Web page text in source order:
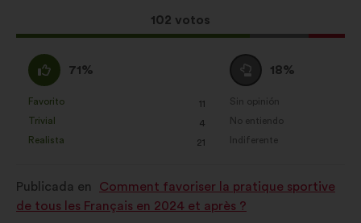
Esta
propuesta
102 votos
A
favor
:
71%
calificado
como:
Favorito
: 11
veces
Trivial 4
veces
Realista
: 21
veces
Neutro
:
18%
calificado
como:
Sin opinión
:veces
No entiendo
:veces
Indiferente
:veces
Publicada en
Comment favoriser la pratique sportive
de tous les Français en 2024 et après ?